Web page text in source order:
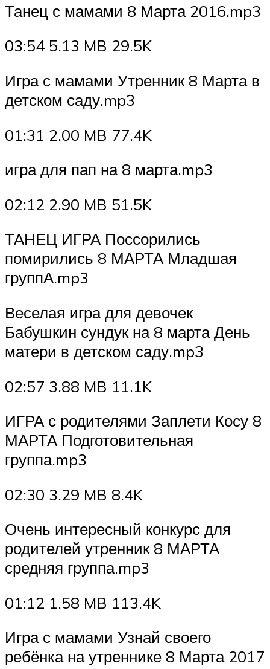
Танец с мамами 8 Марта 2016.mp3
03:54 5.13 MB 29.5K
Игра с мамами Утренник 8 Марта в
детском саду.mp3
01:31 2.00 MB 77.4K
игра для пап на 8 марта.mp3
02:12 2.90 MB 51.5K
ТАНЕЦ ИГРА Поссорились
помирились 8 МАРТА Младшая
группА.mp3
Веселая игра для девочек
Бабушкин сундук на 8 марта День
матери в детском саду.mp3
02:57 3.88 MB 11.1K
ИГРА с родителями Заплети Косу 8
МАРТА Подготовительная
группа.mp3
02:30 3.29 MB 8.4K
Очень интересный конкурс для
родителей утренник 8 МАРТА
средняя группа.mp3
01:12 1.58 MB 113.4K
Игра с мамами Узнай своего
ребёнка на утреннике 8 Марта 2017